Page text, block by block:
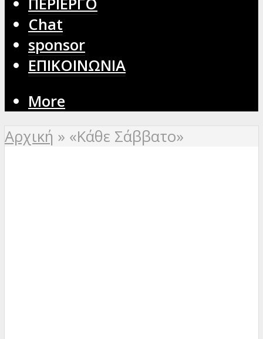
Chat
sponsor
ΕΠΙΚΟΙΝΩΝΙΑ
More
Αρχική » «Κάθε Σάββατο»